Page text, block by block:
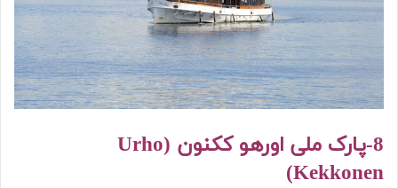
8-پارک ملی اورهو ککنون (Urho
Kekkonen)